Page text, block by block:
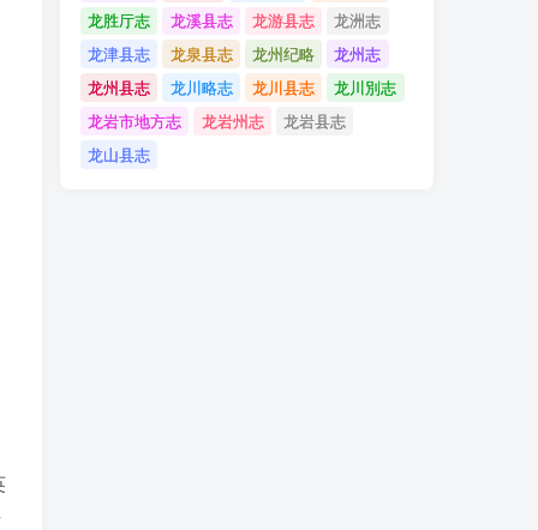
龙胜厅志
龙溪县志 龙游县志
龙洲志
龙津县志
龙泉县志 龙州纪略
龙州志
龙州县志
龙川略志 龙川县志
龙川別志
龙岩市地方志
龙岩州志
龙岩县志
龙山县志